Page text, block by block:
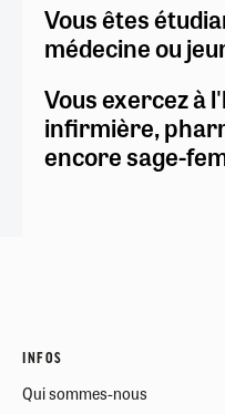
Vous êtes
médecine ou
Vous exercez à
infirmière,
encore sage-
INFOS
Qui sommes-nous